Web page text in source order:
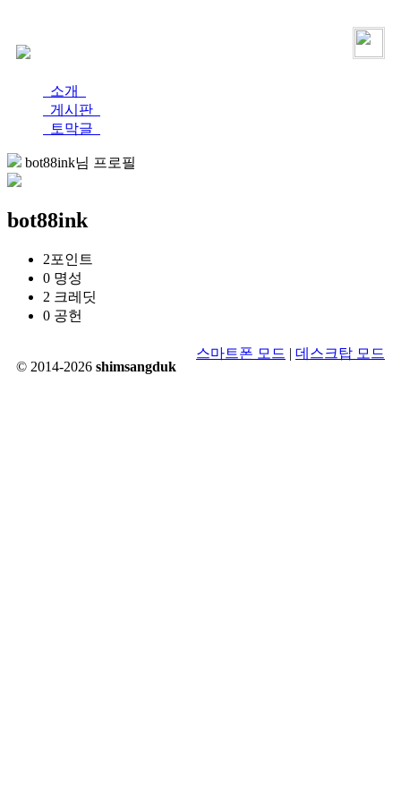
소개
게시판
토막글
bot88ink님 프로필
bot88ink
2포인트
0 명성
2 크레딧
0 공헌
© 2014-2026 shimsangduk
스마트폰 모드 | 데스크탑 모드